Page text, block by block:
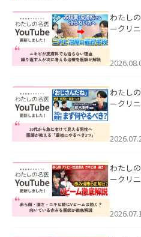
わたし
ークリ
ました。
わたし
ークリ
た。
わたし
ークリ
した。